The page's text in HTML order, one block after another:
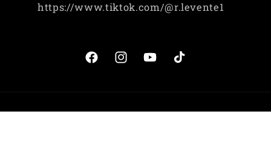
https://www.tiktok.com/@r.levente1
FacebookInstagramYouTubeTikTok
Fizetési